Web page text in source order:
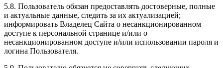
5.8. Пользователь обязан предоставлять достоверные, полные
и актуальные данные, следить за их актуализацией;
информировать Владелец Сайта о несанкционированном
доступе к персональной странице и/или о
несанкционированном доступе и/или использовании пароля и
логина Пользователя.